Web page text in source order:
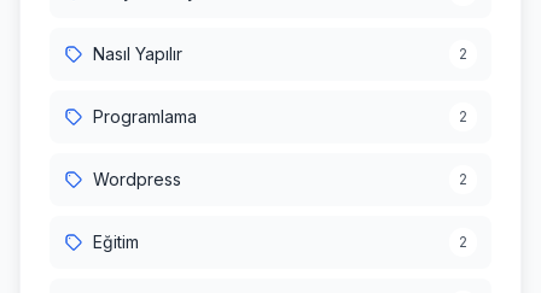
Nasıl Yapılır 2
Programlama 2
Wordpress 2
Eğitim 2